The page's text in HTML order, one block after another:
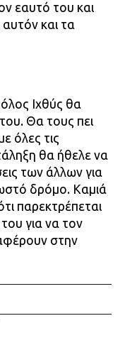
εαυτό του και
αυτόν και τα
Ιχθύς θα
Θα τους πει
όλες τις
θα ήθελε να
των άλλων για
δρόμο. Καμιά
παρεκτρέπεται
του για να τον
στην